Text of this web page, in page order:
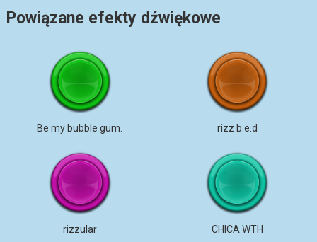
Powiązane efekty dźwiękowe
Be my bubble gum. rizz b.e.d
rizzular CHICA WTH